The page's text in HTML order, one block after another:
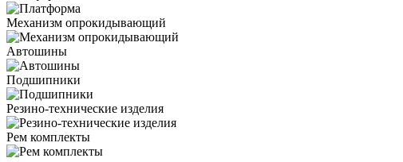
Механизм опрокидывающий
Автошины
Подшипники
Резино-технические изделия
Рем комплекты